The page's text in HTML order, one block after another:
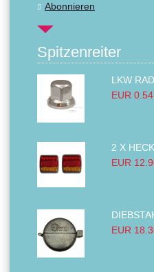
Abonnieren
Spitzenreiter
EUR 0.54
EUR
EUR